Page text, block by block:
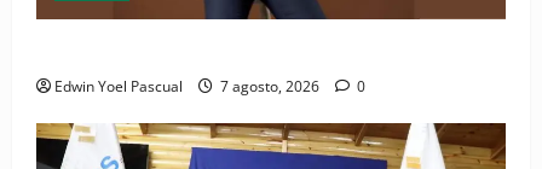
Edwin Yoel Pascual 7 agosto, 2026 0